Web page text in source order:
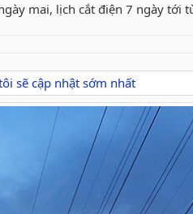
mai, lịch cắt điện 7 ngày tới
sẽ cập nhật sớm nhất